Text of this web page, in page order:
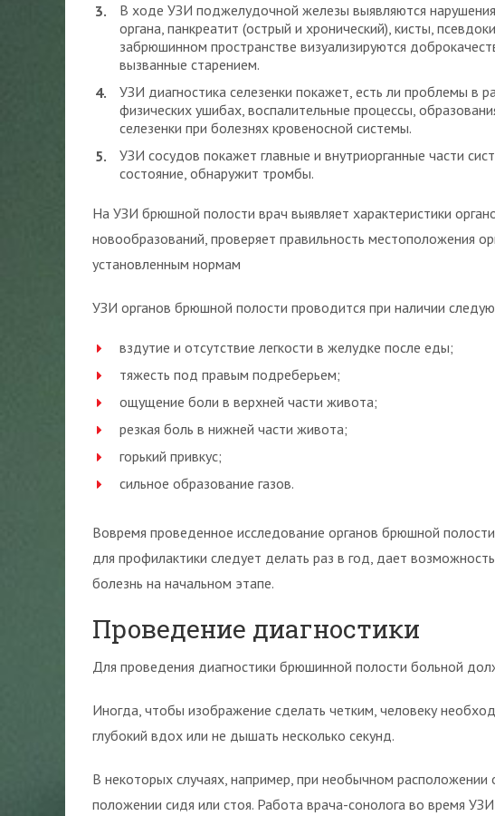
В ходе УЗИ поджелудочной железы выявляются
органа, панкреатит (острый и хронический), кисты,
забрюшинном пространстве визуализируются
вызванные старением.
УЗИ диагностика селезенки покажет, есть ли проблемы в
физических ушибах, воспалительные процессы,
селезенки при болезнях кровеносной системы.
УЗИ сосудов покажет главные и внутриорганные части
состояние, обнаружит тромбы.
На УЗИ брюшной полости врач выявляет характеристики
новообразований, проверяет правильность местоположения
установленным нормам
УЗИ органов брюшной полости проводится при наличии
вздутие и отсутствие легкости в желудке после еды;
тяжесть под правым подреберьем;
ощущение боли в верхней части живота;
резкая боль в нижней части живота;
горький привкус;
сильное образование газов.
Вовремя проведенное исследование органов брюшной
для профилактики следует делать раз в год, дает
болезнь на начальном этапе.
Проведение диагностики
Для проведения диагностики брюшинной полости больной
Иногда, чтобы изображение сделать четким, человеку
глубокий вдох или не дышать несколько секунд.
В некоторых случаях, например, при необычном расположении
положении сидя или стоя. Работа врача-сонолога во время